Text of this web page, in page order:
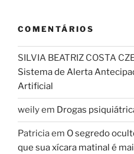
COMENTÁRIOS
SILVIA BEATRIZ COSTA
Sistema de Alerta
Artificial
weilyem Drogas
Patriciaem O segredo
que sua xícara matinal é